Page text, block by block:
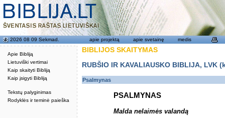
Apie Bibliją
Lietuviški vertimai
Kaip skaityti Bibliją
Kaip įsigyti Bibliją
Tekstų palyginimas
Rodyklės ir teminė paieška
2026 08 09 Sekmad. apie projektą apie svetainę medis
BIBLIJOS SKAITYMAS
RUBŠIO IR KAVALIAUSKO BIBLIJA,
Psalmynas
PSALMYNAS
Malda nelaimės valandą